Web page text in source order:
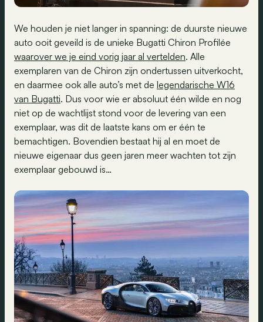
We houden je niet langer in spanning: de duurste nieuwe
auto ooit geveild is de unieke Bugatti Chiron Profilée
waarover we je eind vorig jaar al vertelden. Alle
exemplaren van de Chiron zijn ondertussen uitverkocht,
en daarmee ook alle auto’s met de legendarische W16
van Bugatti. Dus voor wie er absoluut één wilde en nog
niet op de wachtlijst stond voor de levering van een
exemplaar, was dit de laatste kans om er één te
bemachtigen. Bovendien bestaat hij al en moet de
nieuwe eigenaar dus geen jaren meer wachten tot zijn
exemplaar gebouwd is…